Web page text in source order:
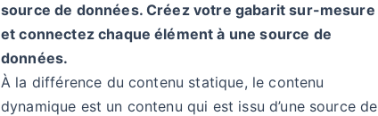
source de données. Créez votre gabarit sur-mesure
et connectez chaque élément à une source de
données.
À la différence du contenu statique, le contenu
dynamique est un contenu qui est issu d’une source de